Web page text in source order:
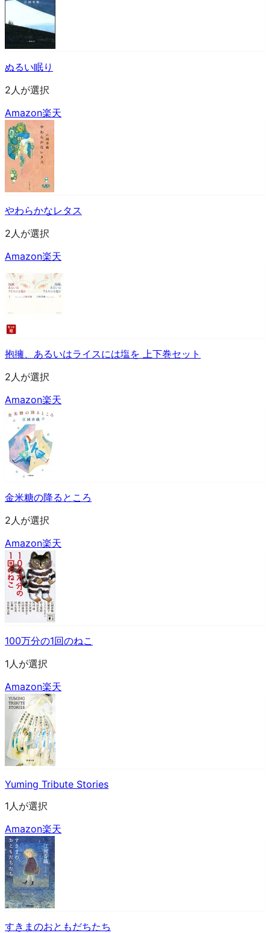
ぬるい眠り
2人が選択
Amazon楽天
やわらかなレタス
2人が選択
Amazon楽天
抱擁、あるいはライスには塩を 上下巻セット
2人が選択
Amazon楽天
金米糖の降るところ
2人が選択
Amazon楽天
100万分の1回のねこ
1人が選択
Amazon楽天
Yuming Tribute Stories
1人が選択
Amazon楽天
すきまのおともだちたち